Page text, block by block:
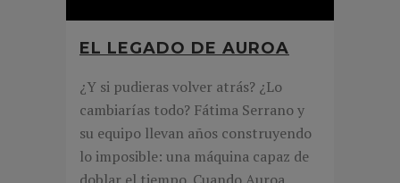
EL LEGADO DE AUROA
¿Y si pudieras volver atrás? ¿Lo
cambiarías todo? Fátima Serrano y
su equipo llevan años construyendo
lo imposible: una máquina capaz de